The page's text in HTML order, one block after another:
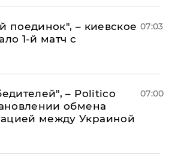
поединок", – киевское
1-й матч с
07:03
– Politico
обмена
между Украиной
07:00